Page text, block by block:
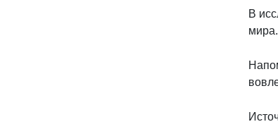
В
мира.